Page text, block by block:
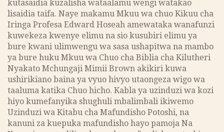
kutasaidia kuzalisha wataalamu wengi watakao
lisaidia taifa. Naye makamu Mkuu wa chuo Kikuu cha
Iringa Profesa Edward Hoseah amewataka wanafunzi
kuwekeza kwenye elimu na sio kusubiri elimu ya
bure kwani ulimwengu wa sasa ushapitwa na mambo
ya bure huku Mkuu wa Chuo cha Biblia cha Kilutheri
Nyakato Mchungaji Mimii Brown akikiri kuwa
ushirikiano baina ya vyuo hivyo utaongeza wigo wa
taaluma katika Chuo hicho. Kabla ya uzinduzi wa kozi
hiyo kumefanyika shughuli mbalimbali ikiwemo
Uzinduzi wa Kitabu cha Mafundisho Potoshi, na
kanuni za kuepuka mafundisho hayo pamoja Na